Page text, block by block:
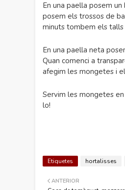
En una paella posem
posem els trossos de
minuts tombem els talls
En una paella neta
Quan comenci a
afegim les mongetes i
Servim les mongetes
lo!
Etiquetes hortalisses
ANTERIOR